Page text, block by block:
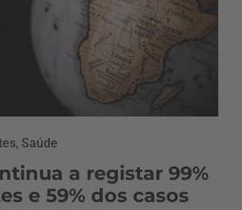
, Saúde
a registar 99%
e 59% dos casos